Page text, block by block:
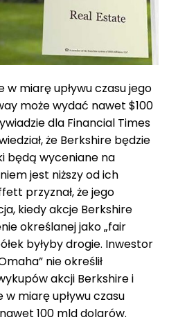
miarę upływu czasu jego
może wydać nawet $100
dla Financial Times
że Berkshire będzie
będą wyceniane na
jest niższy od ich
przyznał, że jego
kiedy akcje Berkshire
określanej jako „fair
byłyby drogie. Inwestor
nie określił
akcji Berkshire i
w miarę upływu czasu
100 mld dolarów.